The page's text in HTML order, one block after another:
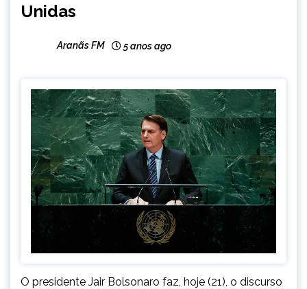
Unidas
Aranãs FM 5 anos ago
O presidente Jair Bolsonaro faz, hoje (21), o discurso